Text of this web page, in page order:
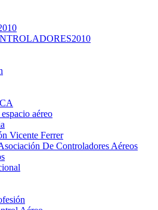
aéreo
Vicente Ferrer
De Controladores Aéreos